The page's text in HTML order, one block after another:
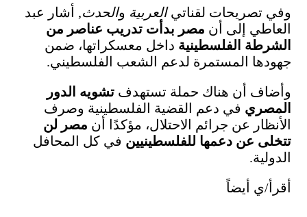
وفي تصريحات لقناتيالعربية والحدث, أشار عبد
العاطي إلى أن مصر بدأت تدريب عناصر من
الشرطة الفلسطينية داخل معسكراتها، ضمن
جهودها المستمرة لدعم الشعب الفلسطيني.
وأضاف أن هناك حملة تستهدف تشويه الدور
المصري في دعم القضية الفلسطينية وصرف
الأنظار عن جرائم الاحتلال، مؤكدًا أن مصر لن
تتخلى عن دعمها للفلسطينيين في كل المحافل
الدولية.
أقرأ/ي أيضاً